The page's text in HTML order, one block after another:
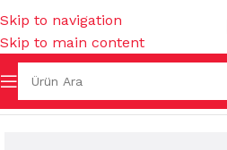
Skip to navigation
Skip to main content
Ana Sayfa TEMİZLİK